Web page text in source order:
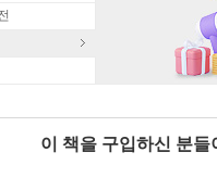
이 책을 구입하신 분